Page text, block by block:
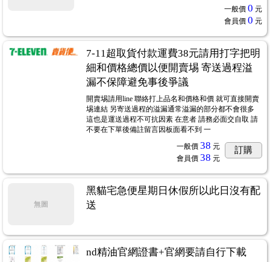
一般價 0 元
會員價 0 元
7-11超取貨付款運費38元請用打字把明
細和價格總價以便開賣埸 寄送過程溢
漏不保障避免事後爭議
開賣埸請用line 聯絡打上品名和價格和價 就可直接開賣
埸連結 另寄送過程的溢漏通常溢漏的部分都不會很多
這也是運送過程不可抗因素 在意者 請務必面交自取 請
不要在下單後備註留言因板面看不到 一
一般價 38 元
會員價 38 元
訂購
無圖
黑貓宅急便星期日休假所以此日沒有配
送
nd精油官網證書+官網要請自行下載